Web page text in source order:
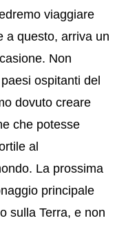
viaggiare
a questo, arriva un
Non
ospitanti del
dovuto creare
che potesse
al
La prossima
principale
sulla Terra, e non